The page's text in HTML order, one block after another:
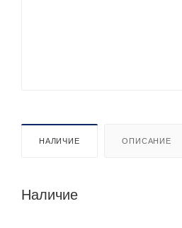
НАЛИЧИЕ ОПИСАНИЕ
Наличие